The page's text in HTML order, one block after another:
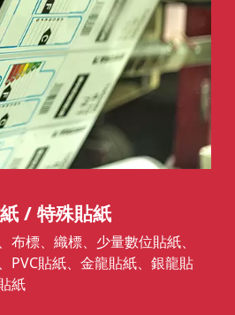
/ 特殊貼紙
布標、織標、少量數位貼紙、
PVC貼紙、金龍貼紙、銀龍貼
紙